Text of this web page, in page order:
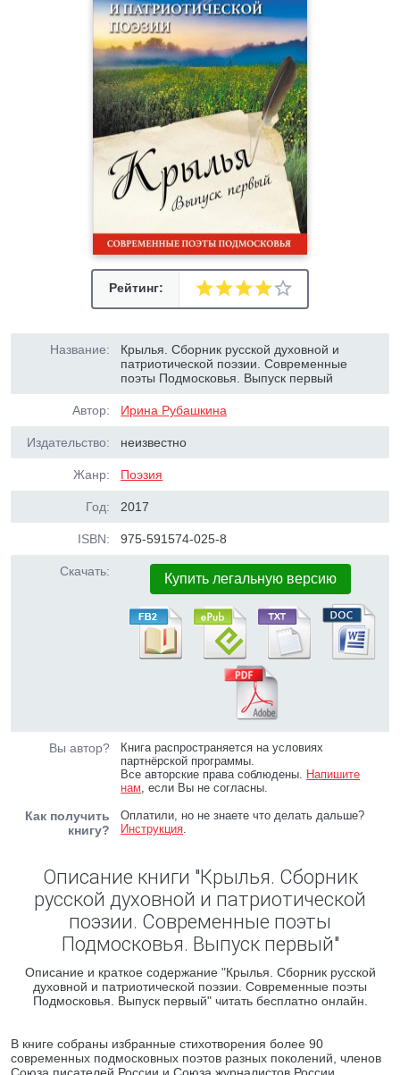
Рейтинг:
Название:
Крылья. Сборник русской духовной и
патриотической поэзии. Современные
поэты Подмосковья. Выпуск первый
Автор: Ирина Рубашкина
Издательство: неизвестно
Жанр: Поэзия
Год: 2017
ISBN: 975-591574-025-8
Скачать: Купить легальную версию
Вы автор?
Книга распространяется на условиях
партнёрской программы.
Все авторские права соблюдены. Напишите
нам, если Вы не согласны.
Как получить
книгу?
Оплатили, но не знаете что делать дальше?
Инструкция.
Описание книги "Крылья. Сборник
русской духовной и патриотической
поэзии. Современные поэты
Подмосковья. Выпуск первый"
Описание и краткое содержание "Крылья. Сборник русской
духовной и патриотической поэзии. Современные поэты
Подмосковья. Выпуск первый" читать бесплатно онлайн.
В книге собраны избранные стихотворения более 90
современных подмосковных поэтов разных поколений, членов